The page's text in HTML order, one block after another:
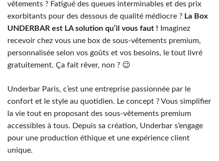
vêtements ? Fatigué des queues interminables et des prix
exorbitants pour des dessous de qualité médiocre ? La Box
UNDERBAR est LA solution qu’il vous faut ! Imaginez
recevoir chez vous une box de sous-vêtements premium,
personnalisée selon vos goûts et vos besoins, le tout livré
gratuitement. Ça fait rêver, non ? 😉
Underbar Paris, c’est une entreprise passionnée par le
confort et le style au quotidien. Le concept ? Vous simplifier
la vie tout en proposant des sous-vêtements premium
accessibles à tous. Depuis sa création, Underbar s’engage
pour une production éthique et une expérience client
unique.